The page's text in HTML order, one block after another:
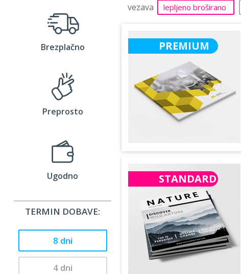
Brezplačno
Preprosto
Ugodno
TERMIN DOBAVE:
8 dni
4 dni
vezava
lepljeno broširano
PREMIUM
STANDARD